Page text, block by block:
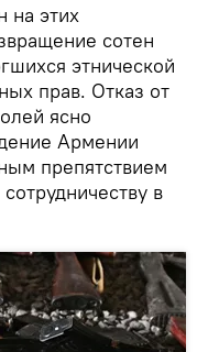
на этих
сотен
этнической
прав. Отказ от
ясно
Армении
препятствием
в